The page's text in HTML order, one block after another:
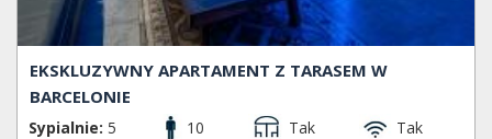
EKSKLUZYWNY APARTAMENT Z TARASEM W
BARCELONIE
Sypialnie: 5 10 Tak
Tak